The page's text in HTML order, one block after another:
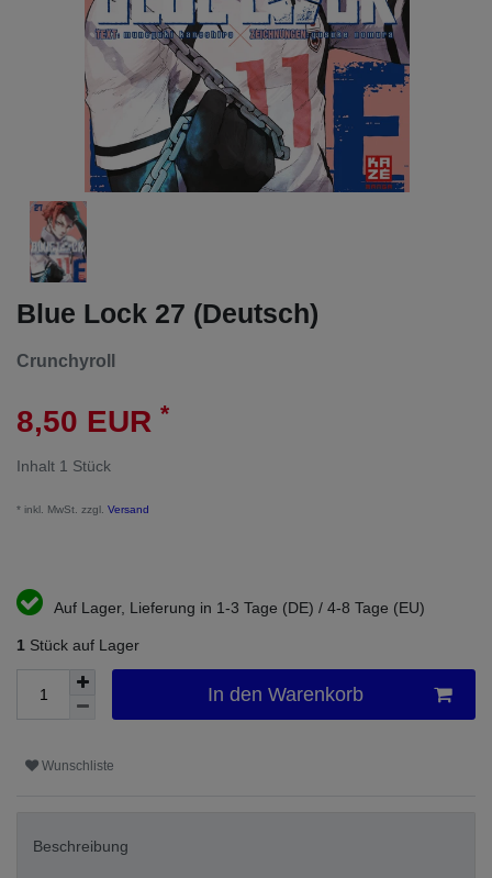
Blue Lock 27 (Deutsch)
Crunchyroll
8,50 EUR *
Inhalt 1 Stück
* inkl. MwSt. zzgl. Versand
Auf Lager, Lieferung in 1-3 Tage (DE) / 4-8 Tage (EU)
1 Stück auf Lager
In den Warenkorb
Wunschliste
Beschreibung